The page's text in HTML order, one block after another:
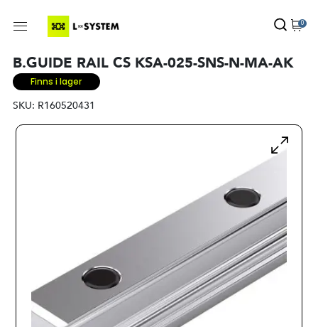
0
B.GUIDE RAIL CS KSA-025-SNS-N-MA-AK
Finns i lager
SKU: R160520431